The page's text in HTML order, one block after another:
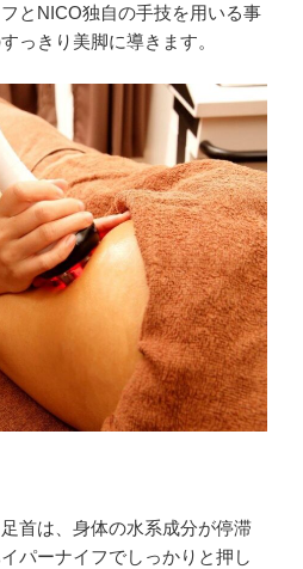
とNICO独自の手技を用いる事
っきり美脚に導きます。
首は、身体の水系成分が停滞
パーナイフでしっかりと押し